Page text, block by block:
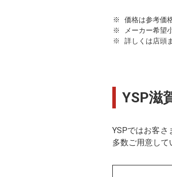
価格は参考価
メーカー希望
詳しくは店頭
YSP滋
YSPではお客
多数ご用意して